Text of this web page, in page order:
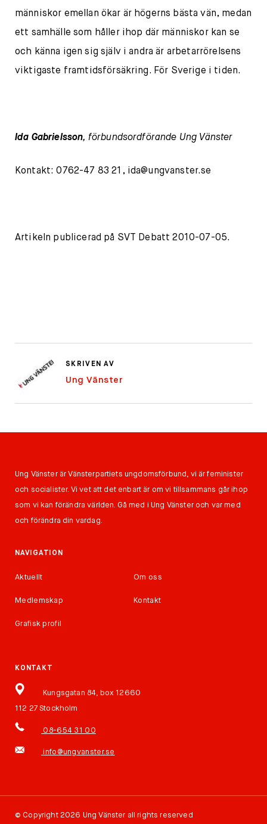
människor emellan ökar är högerns bästa vän, medan
ett samhälle som håller ihop där människor kan se
och känna igen sig själv i andra är arbetarrörelsens
viktigaste framtidsförsäkring. För Sverige i tiden.
Ida Gabrielsson, förbundsordförande Ung Vänster
Kontakt: 0762-47 83 21, ida@ungvanster.se
Artikeln publicerad på SVT Debatt 2010-07-05.
SKRIVEN AV
Ung Vänster
Ung Vänster är Vänsterpartiets ungdomsförbund, vi är feminister
och socialister. Vi vet att det enbart är om vi tillsammans går ihop
som vi kan förändra världen. Gå med i Ung Vänster och var med
och förändra din vardag.
NAVIGATION
Aktuellt Om oss
Medlemskap Kontakt
Grafisk profil
KONTAKT
Kungsgatan 84, box 12660
112 27 Stockholm
08-654 31 00
info@ungvanster.se
© Copyright 2026 Ung Vänster all rights reserved